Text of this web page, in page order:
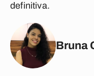
definitiva.
Bruna